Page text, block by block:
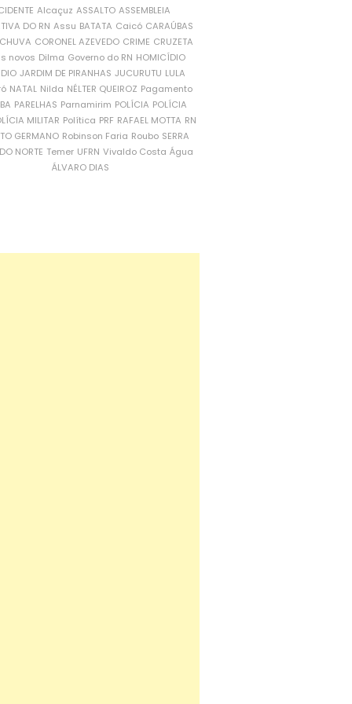
Alcaçuz ASSALTO ASSEMBLEIA
DO RN Assu BATATA Caicó CARAÚBAS
CORONEL AZEVEDO CRIME CRUZETA
novos Dilma Governo do RN HOMICÍDIO
JARDIM DE PIRANHAS JUCURUTU LULA
NATAL Nilda NÉLTER QUEIROZ Pagamento
PARELHAS Parnamirim POLÍCIA POLÍCIA
MILITAR Política PRF RAFAEL MOTTA RN
GERMANO Robinson Faria Roubo SERRA
NORTE Temer UFRN Vivaldo Costa Água
ÁLVARO DIAS